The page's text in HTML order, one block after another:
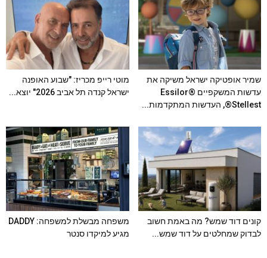
שמיר אופטיקה ישראל משיקה את
עדשות המשקפיים Essilor®
Stellest®, העדשות המתקדמות...
מוטי רייפ מכריז: "שבוע האופנה
ישראל קנדה תל אביב 2026" יוצא...
קונים דוד שמש? מה באמת חשוב
לבדוק שמחלטים על דוד שמש...
משפחה מבשלת למשפחה: DADDY
מגיע למיקדו סנטר